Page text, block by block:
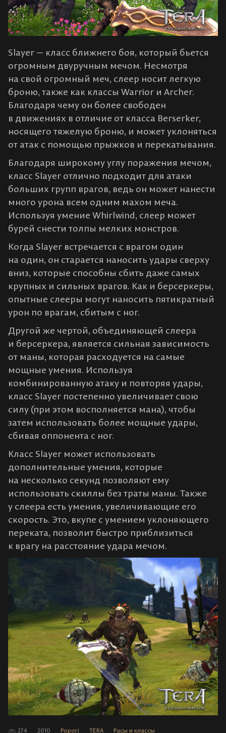
Slayer — класс ближнего боя, который бьется
огромным двуручным мечом. Несмотря
на свой огромный меч, слеер носит легкую
броню, также как классы Warrior и Archer.
Благодаря чему он более свободен
в движениях в отличие от класса Berserker,
носящего тяжелую броню, и может уклоняться
от атак с помощью прыжков и перекатывания.
Благодаря широкому углу поражения мечом,
класс Slayer отлично подходит для атаки
больших групп врагов, ведь он может нанести
много урона всем одним махом меча.
Используя умение Whirlwind, слеер может
бурей снести толпы мелких монстров.
Когда Slayer встречается с врагом один
на один, он старается наносить удары сверху
вниз, которые способны сбить даже самых
крупных и сильных врагов. Как и берсеркеры,
опытные слееры могут наносить пятикратный
урон по врагам, сбитым с ног.
Другой же чертой, объединяющей слеера
и берсеркера, является сильная зависимость
от маны, которая расходуется на самые
мощные умения. Используя
комбинированную атаку и повторяя удары,
класс Slayer постепенно увеличивает свою
силу (при этом восполняется мана), чтобы
затем использовать более мощные удары,
сбивая оппонента с ног.
Класс Slayer может использовать
дополнительные умения, которые
на несколько секунд позволяют ему
использовать скиллы без траты маны. Также
у слеера есть умения, увеличивающие его
скорость. Это, вкупе с умением уклоняющего
переката, позволит быстро приблизиться
к врагу на расстояние удара мечом.
274 2010 Popori TERA Расы и классы